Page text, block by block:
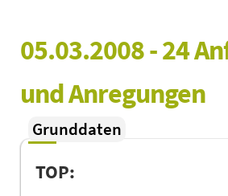
05.03.2008 - 24
und Anregungen
Grunddaten
TOP: